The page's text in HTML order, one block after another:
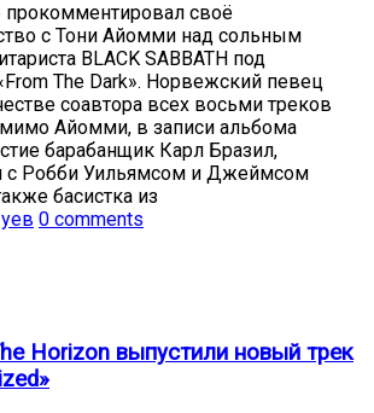
своё
с Тони Айомми над сольным
BLACK SABBATH под
The Dark». Норвежский певец
соавтора всех восьми треков
Айомми, в записи альбома
барабанщик Карл Бразил,
с Робби Уильямсом и Джеймсом
басистка из
0 comments
Horizon выпустили новый трек